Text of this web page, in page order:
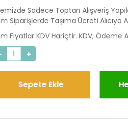
Sadece Toptan Alışveriş
Siparişlerde Taşıma Ücreti Alıcıya
Fiyatlar KDV Hariçtir. KDV,
Sepete Ekle